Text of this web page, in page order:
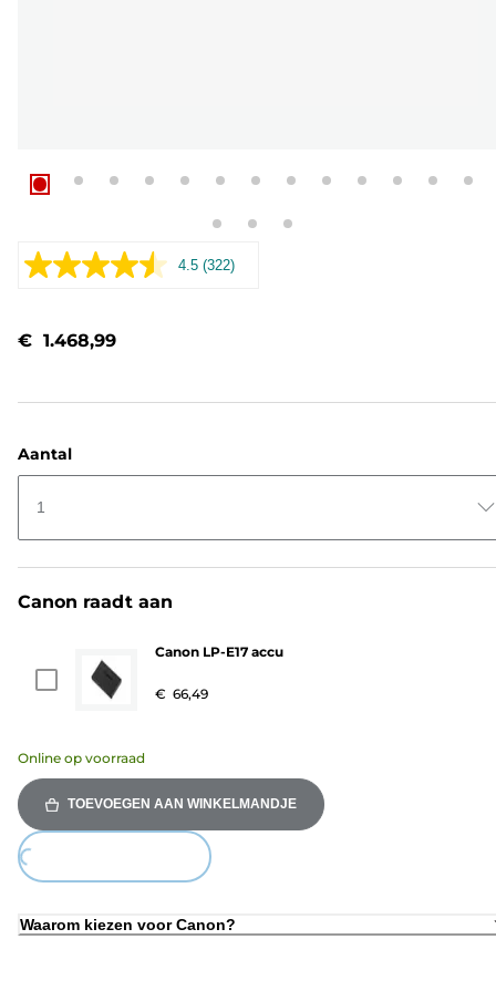
4.5 Lees
(322)
€ 1.468,99
Aantal
1
Canon raadt aan
Canon LP-E17 accu
€ 66,49
Online op voorraad
TOEVOEGEN AAN WINKELMANDJE
Waarom kiezen voor Canon?